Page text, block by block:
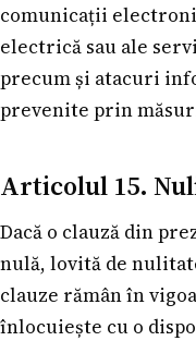
comunicații
electrică sau ale
precum și atacuri
prevenite prin
Articolul 15.
Dacă o clauză din
nulă, lovită de
clauze rămân în
înlocuiește cu o